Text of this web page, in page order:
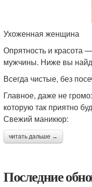
Ухоженная женщина
Опрятность и красота
мужчины. Ниже вы
Всегда чистые, без
Главное, даже не
которую так приятно
Свежий маникюр:
читать дальше →
Последние